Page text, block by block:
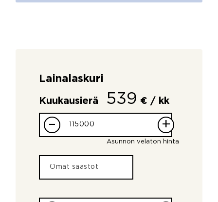
Lainalaskuri
Kuukausierä 539 € / kk
– +
Asunnon velaton hinta